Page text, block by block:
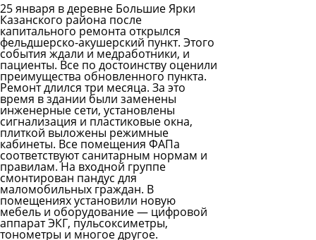
25 января в деревне Большие Ярки
Казанского района после
капитального ремонта открылся
фельдшерско-акушерский пункт. Этого
события ждали и медработники, и
пациенты. Все по достоинству оценили
преимущества обновленного пункта.
Ремонт длился три месяца. За это
время в здании были заменены
инженерные сети, установлены
сигнализация и пластиковые окна,
плиткой выложены режимные
кабинеты. Все помещения ФАПа
соответствуют санитарным нормам и
правилам. На входной группе
смонтирован пандус для
маломобильных граждан. В
помещениях установили новую
мебель и оборудование — цифровой
аппарат ЭКГ, пульсоксиметры,
тонометры и многое другое.